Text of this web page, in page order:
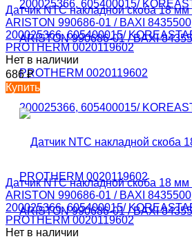
Датчик NTC накладной скоба 18 мм
ARISTON 990686-01 / BAXI
200025366, 605400015/
PROTHERM 0020119602
Нет в наличии
686₽
Купить
Датчик NTC накладной скоба 18 мм
ARISTON 990686-01 / BAXI
200025366, 605400015/
PROTHERM 0020119602
Нет в наличии